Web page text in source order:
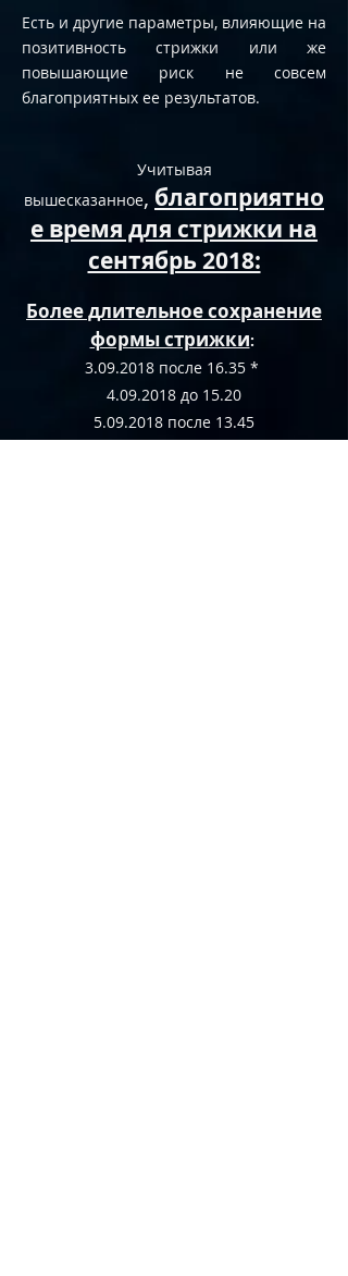
​​Есть и другие параметры, влияющие на
позитивность стрижки или же
повышающие риск не совсем
благоприятных ее результатов.
​Учитывая
вышесказанное, благоприятно
е время для стрижки на
сентябрь 2018:
Более длительное сохранение
формы стрижки:
3.09.2018 после 16.35 *
4.09.2018 до 15.20
5.09.2018 после 13.45